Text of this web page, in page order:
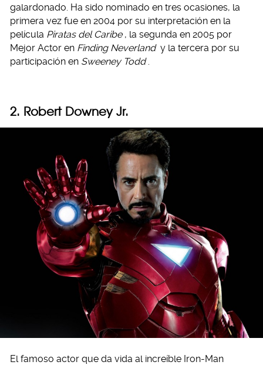
galardonado. Ha sido nominado en tres ocasiones, la
primera vez fue en 2004 por su interpretación en la
película Piratas del Caribe , la segunda en 2005 por
Mejor Actor en Finding Neverland y la tercera por su
participación en Sweeney Todd
2. Robert Downey Jr.
El famoso actor que da vida al increíble Iron-Man